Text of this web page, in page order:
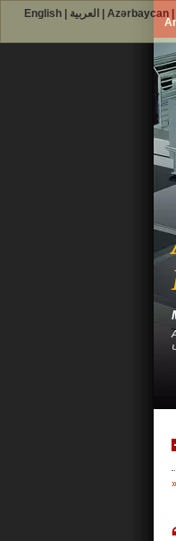
English| العربية Azərbaycan|